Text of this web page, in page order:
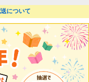
について